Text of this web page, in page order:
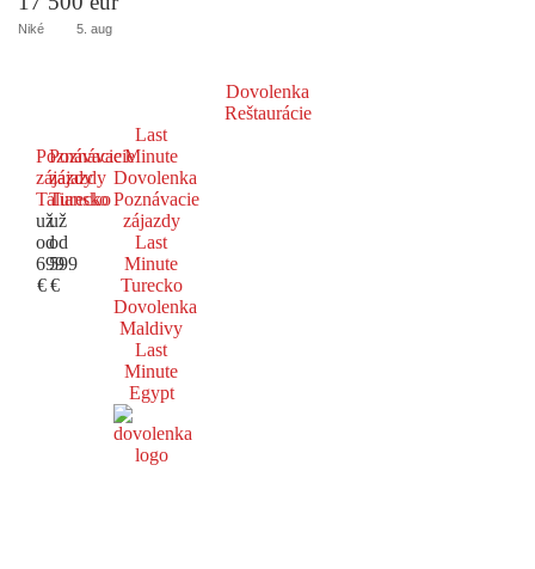
Niké 5. aug
Dovolenka
Reštaurácie
Poznávacie
zájazdy
Taliansko
už
od
699
€
Poznávacie
zájazdy
Turecko
už
od
599
€
Last
Minute
Dovolenka
Poznávacie
zájazdy
Last
Minute
Turecko
Dovolenka
Maldivy
Last
Minute
Egypt